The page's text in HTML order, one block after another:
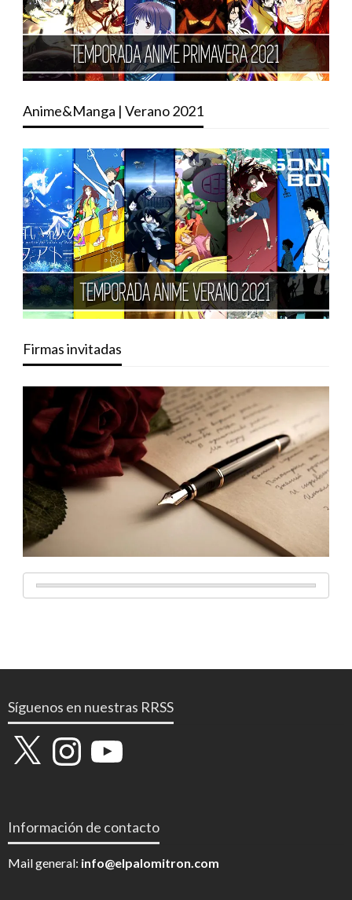
Anime&Manga | Verano 2021
Firmas invitadas
Síguenos en nuestras RRSS
X InstagramYouTube
Información de contacto
Mail general: info@elpalomitron.com